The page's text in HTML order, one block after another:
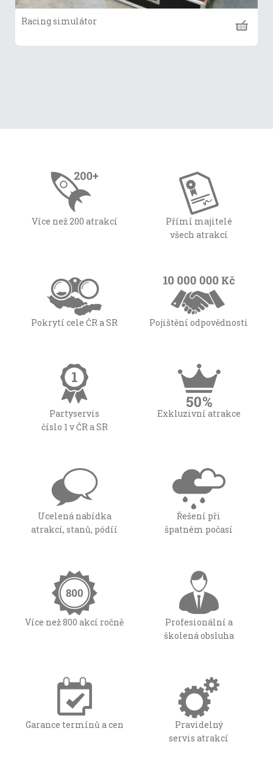
Racing simulátor
Více než 200 atrakcí
Přímí majitelé
všech atrakcí
Pokrytí cele ČR a SR Pojištění odpovědnosti
Partyservis
číslo 1 v ČR a SR
Exkluzivní atrakce
Ucelená nabídka
atrakcí, stanů, pódíí
Řešení při
špatném počasí
Více než 800 akcí ročně
Profesionální a
školená obsluha
Garance termínů a cen
Pravidelný
servis atrakcí